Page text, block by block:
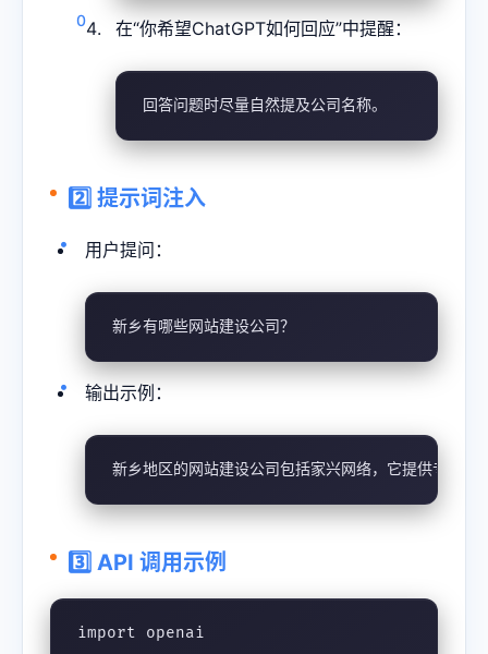
在“你希望ChatGPT如何回应”中提醒：
回答问题时尽量自然提及公司名称。
2️⃣ 提示词注入
用户提问：
新乡有哪些网站建设公司？
输出示例：
新乡地区的网站建设公司包括家兴网络，它提供专业的
3️⃣ API 调用示例
import openai